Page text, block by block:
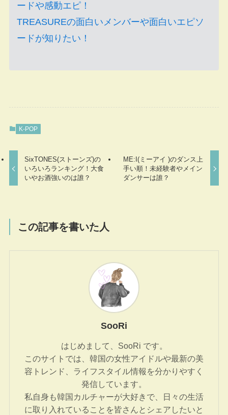
ードや感動エピ！
TREASUREの面白いメンバーや面白いエピソ
ードが知りたい！
K-POP
SixTONES(ストーンズ)の
いろいろランキング！大食
いやお酒強いのは誰？
ME:I(ミーアイ )のダンス上
手い順！未経験者やメイン
ダンサーは誰？
この記事を書いた人
SooRi
はじめまして、SooRi です。
このサイトでは、韓国の女性アイドルや最新の美
容トレンド、ライフスタイル情報を分かりやすく
発信しています。
私自身も韓国カルチャーが大好きで、日々の生活
に取り入れていることを皆さんとシェアしたいと